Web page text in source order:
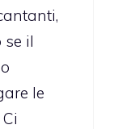
se il
le